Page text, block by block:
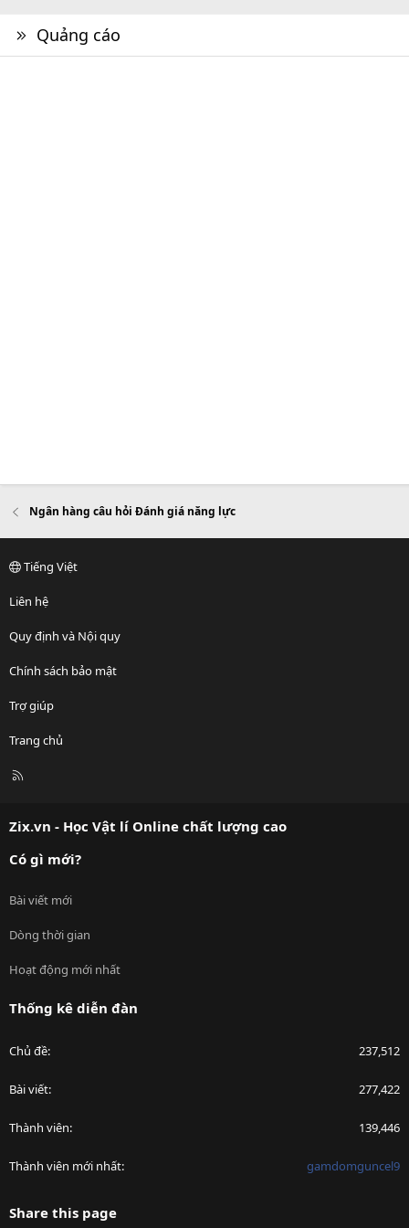
Quảng cáo
Ngân hàng câu hỏi Đánh giá năng lực
Tiếng Việt
Liên hệ
Quy định và Nội quy
Chính sách bảo mật
Trợ giúp
Trang chủ
R
Zix.vn - Học Vật lí Online chất lượng cao
Có gì mới?
Bài viết mới
Dòng thời gian
Hoạt động mới nhất
Thống kê diễn đàn
Chủ đề 237,512
Bài viết 277,422
Thành viên 139,446
Thành viên mới nhất gamdomguncel9
Share this page